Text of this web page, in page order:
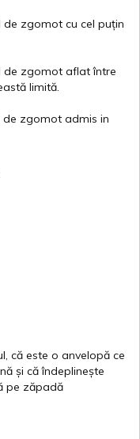
de zgomot cu cel puțin
de zgomot aflat între
limită.
de zgomot admis in
, că este o anvelopă ce
și că îndeplinește
pe zăpadă